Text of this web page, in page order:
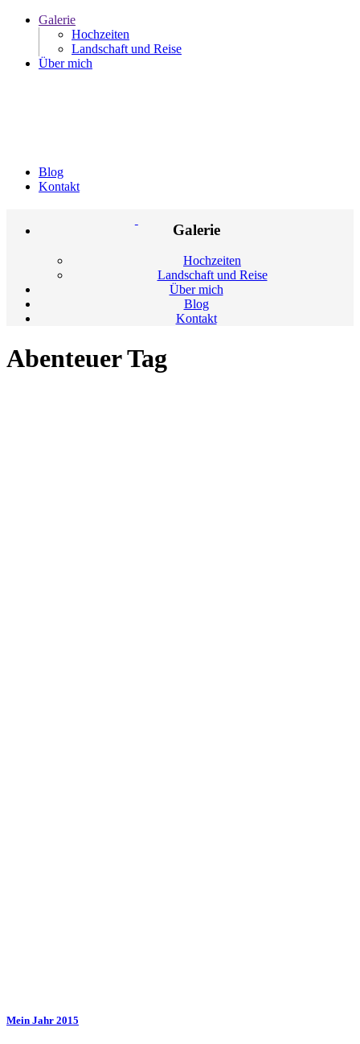
Galerie
Hochzeiten
Landschaft und Reise
Über mich
Blog
Kontakt
Galerie
Hochzeiten
Landschaft und Reise
Über mich
Blog
Kontakt
Abenteuer Tag
Mein Jahr 2015